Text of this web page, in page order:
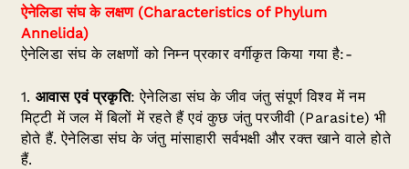
ऐनेलिडा संघ के लक्षण(Characteristics of Phylum
Annelida)
ऐनेलिडा संघ के लक्षणों को निम्न प्रकार वर्गीकृत किया गया है:-
1. आवास एवं प्रकृति: ऐनेलिडा संघ के जीव जंतु संपूर्ण विश्व में नम
मिट्टी में जल में बिलों में रहते हैं एवं कुछ जंतु परजीवी (Parasite) भी
होते हैं. ऐनेलिडा संघ के जंतु मांसाहारी सर्वभक्षी और रक्त खाने वाले होते
हैं.